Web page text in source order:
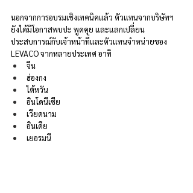
นอกจากการอบรมเชิงเทคนิคแล้ว ตัวแทนจากบริษัทฯ
ยังได้มีโอกาสพบปะ พูดคุย และแลกเปลี่ยน
ประสบการณ์กับเจ้าหน้าที่และตัวแทนจำหน่ายของ
LEVACO จากหลายประเทศ อาทิ
จีน
ฮ่องกง
ไต้หวัน
อินโดนีเซีย
เวียดนาม
อินเดีย
เยอรมนี